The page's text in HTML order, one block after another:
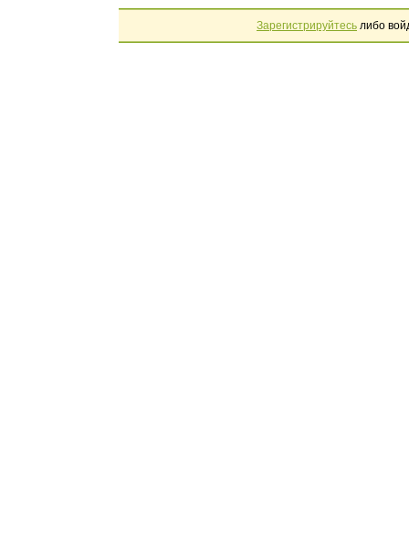
Зарегистрируйтесь либо